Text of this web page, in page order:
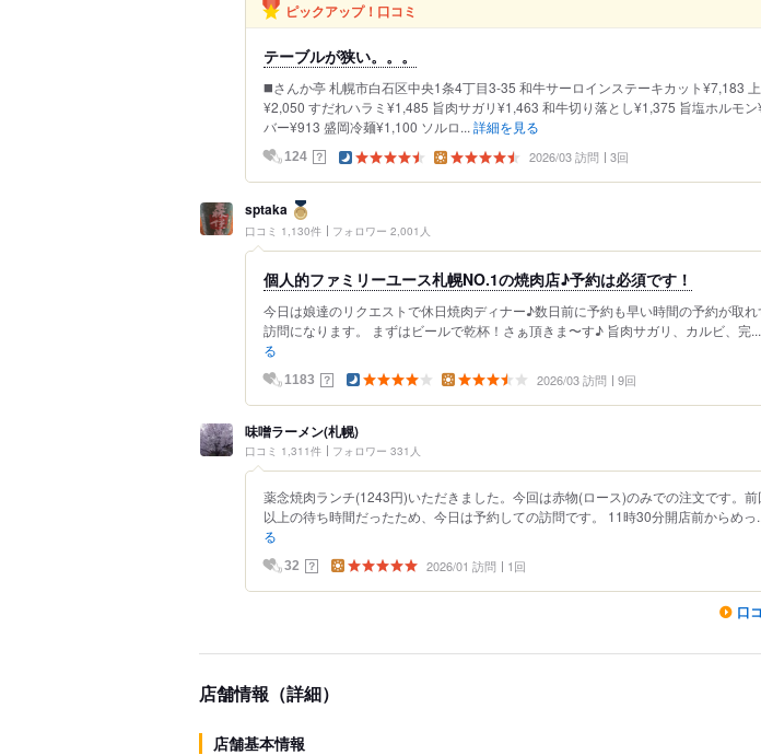
ピックアップ！口コミ
テーブルが狭い。。。
◼️さんか亭 札幌市白石区中央1条4丁目3-35 和牛サーロインステーキカット¥7,183
¥2,050 すだれハラミ¥1,485 旨肉サガリ¥1,463 和牛切り落とし¥1,375 旨塩ホルモ
バー¥913 盛岡冷麺¥1,100 ソルロ... 詳細を見る
124 ？ 2026/03 訪問 3回
sptaka
口コミ 1,130件 フォロワー 2,001人
個人的ファミリーユース札幌NO.1の焼肉店♪予約は必須です！
今日は娘達のリクエストで休日焼肉ディナー♪数日前に予約も早い時間の予約が取
訪問になります。 まずはビールで乾杯！さぁ頂きま〜す♪ 旨肉サガリ、カルビ、完...
る
1183 ？ 2026/03 訪問 9回
味噌ラーメン(札幌)
口コミ 1,311件 フォロワー 331人
薬念焼肉ランチ(1243円)いただきました。今回は赤物(ロース)のみでの注文です。前
以上の待ち時間だったため、今日は予約しての訪問です。 11時30分開店前からめっ
る
32 ？ 2026/01 訪問 1回
口
店舗情報（詳細）
店舗基本情報